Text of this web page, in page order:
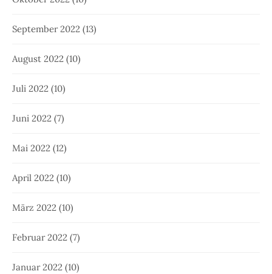
September 2022 (13)
August 2022 (10)
Juli 2022 (10)
Juni 2022 (7)
Mai 2022 (12)
April 2022 (10)
März 2022 (10)
Februar 2022 (7)
Januar 2022 (10)